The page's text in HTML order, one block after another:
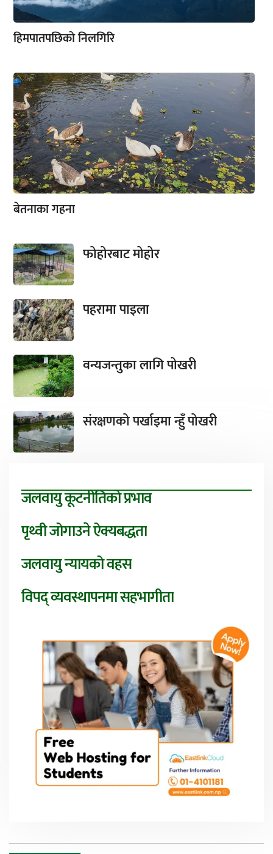
हिमपातपछिको निलगिरि
बेतनाका गहना
फोहोरबाट मोहोर
पहरामा पाइला
वन्यजन्तुका लागि पोखरी
संरक्षणको पर्खाइमा न्हुँ पोखरी
जलवायु कूटनीतिको प्रभाव
पृथ्वी जोगाउने ऐक्यबद्धता
जलवायु न्यायको वहस
विपद् व्यवस्थापनमा सहभागीता